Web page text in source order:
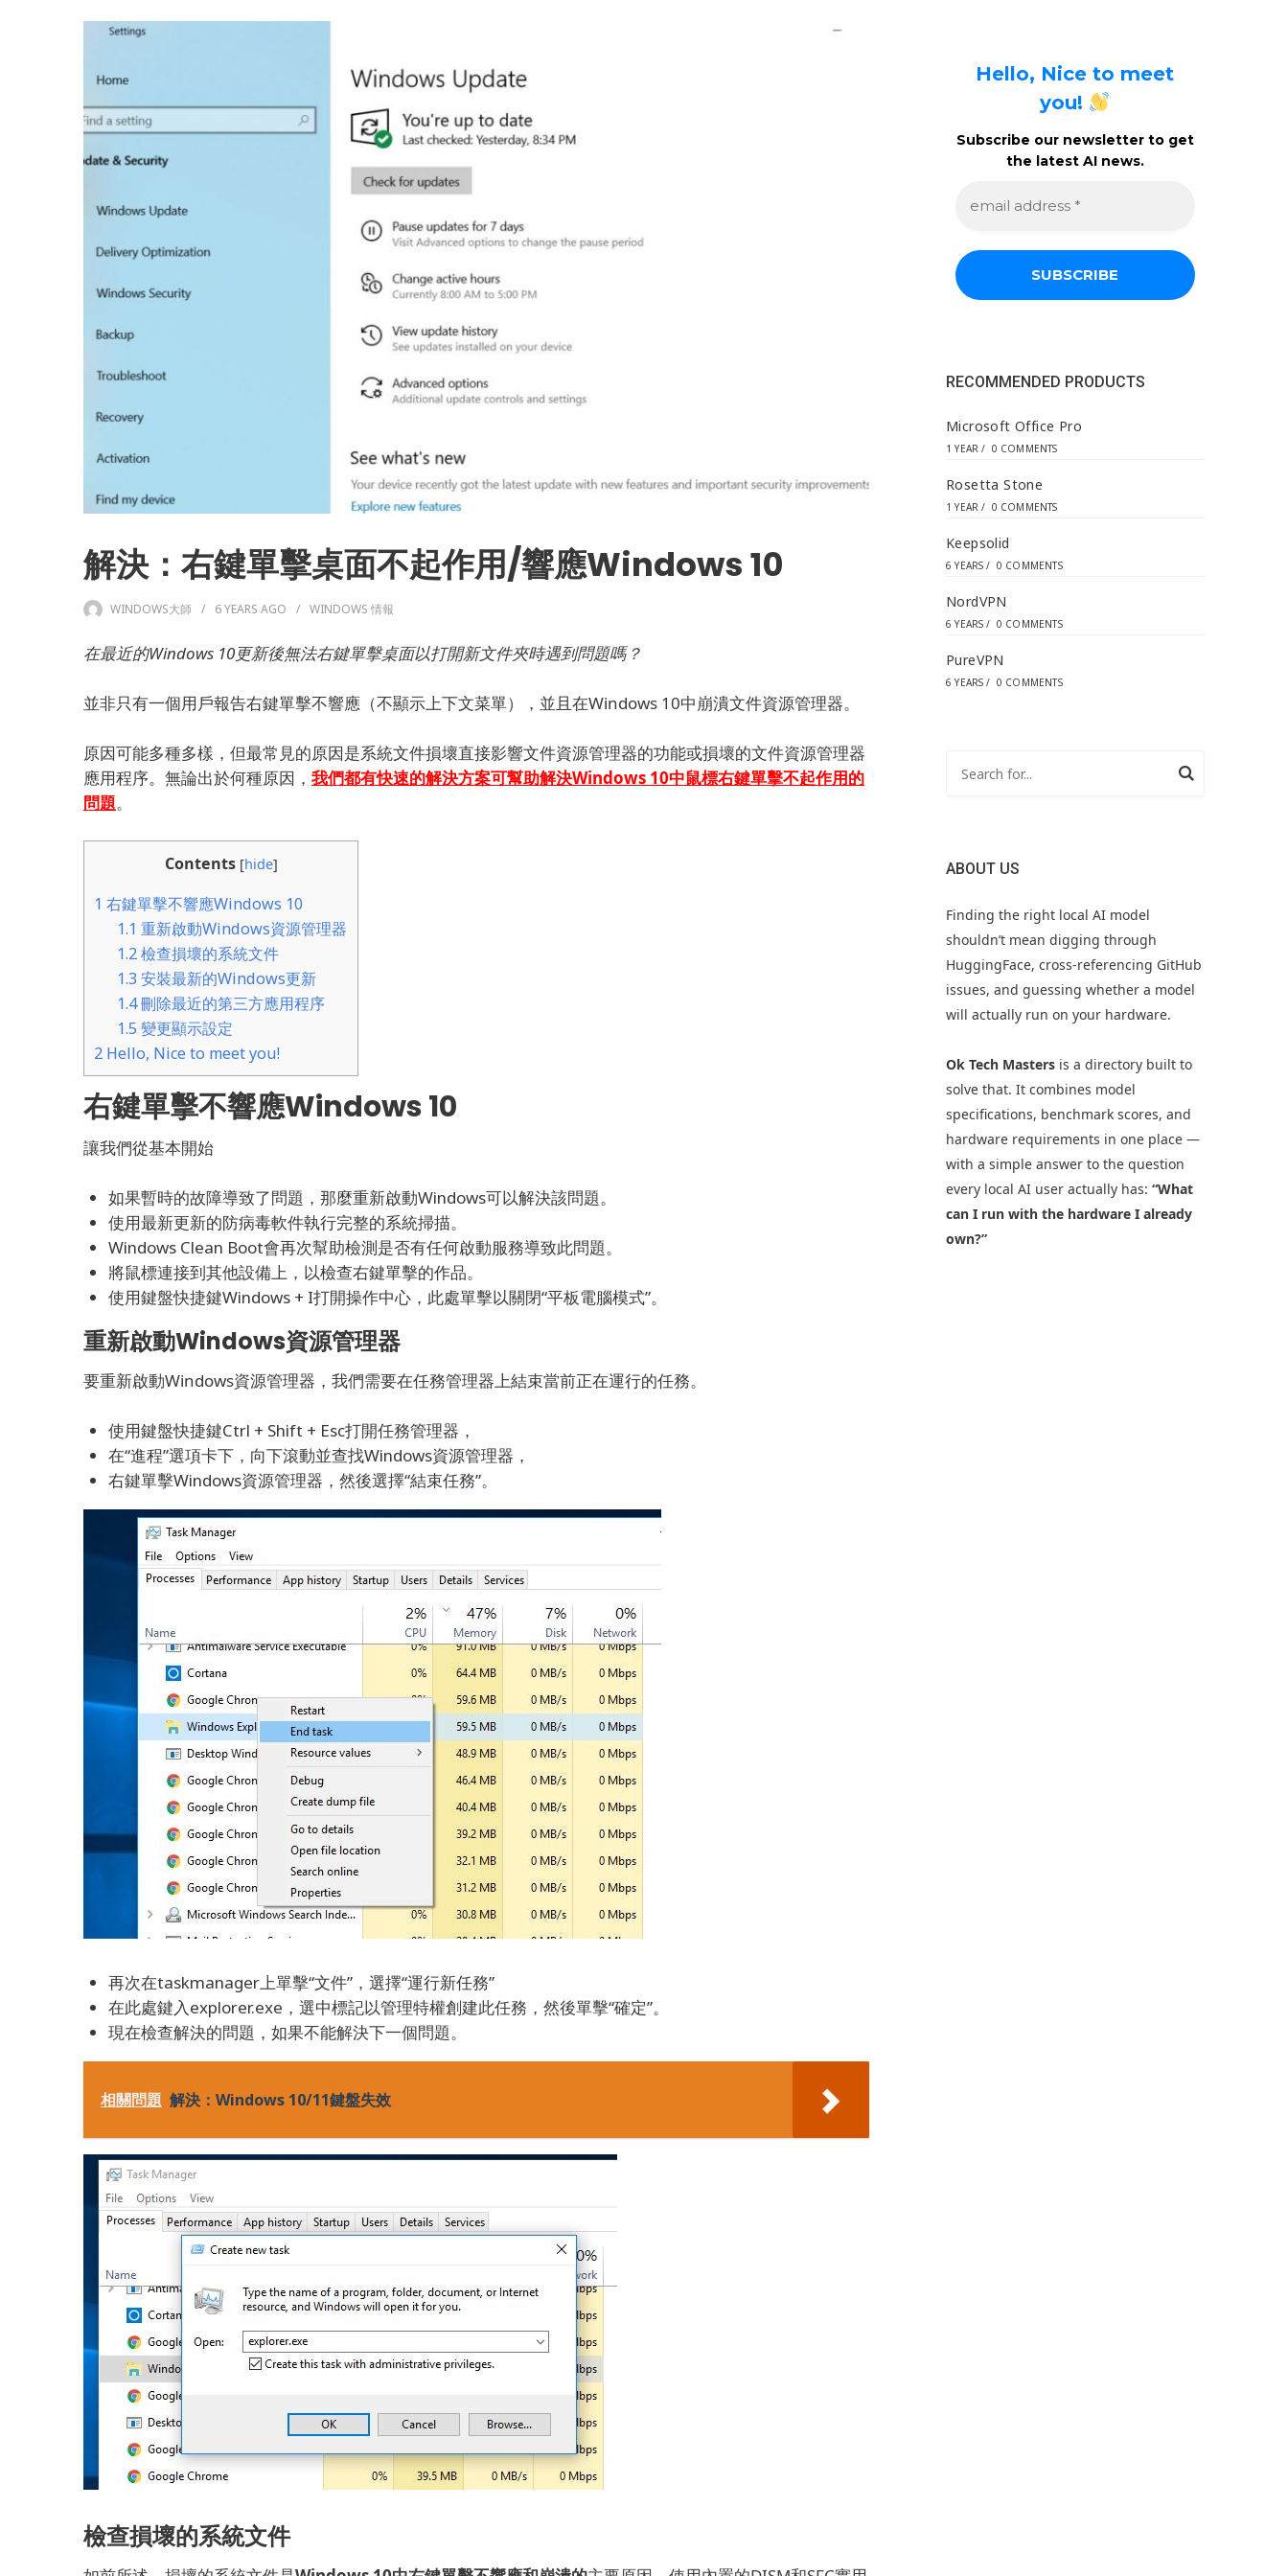
解決：右鍵單擊桌面不起作用/響應Windows 10
WINDOWS大師 6 YEARS AGO WINDOWS 情報
在最近的Windows 10更新後無法右鍵單擊桌面以打開新文件夾時遇到問題嗎？
並非只有一個用戶報告右鍵單擊不響應（不顯示上下文菜單），並且在Windows 10中崩潰文件資源管理器。
原因可能多種多樣，但最常見的原因是系統文件損壞直接影響文件資源管理器的功能或損壞的文件資源管理器
應用程序。 無論出於何種原因， 我們都有快速的解決方案可幫助解決Windows 10中鼠標右鍵單擊不起作用的
問題。
Contents [hide]
1 右鍵單擊不響應Windows 10
1.1 重新啟動Windows資源管理器
1.2檢查損壞的系統文件
1.3 安裝最新的Windows更新
1.4刪除最近的第三方應用程序
1.5 變更顯示設定
2 Hello, Nice to meet you!
右鍵單擊不響應Windows 10
讓我們從基本開始
如果暫時的故障導致了問題，那麼重新啟動Windows可以解決該問題。
使用最新更新的防病毒軟件執行完整的系統掃描。
Windows Clean Boot會再次幫助檢測是否有任何啟動服務導致此問題。
將鼠標連接到其他設備上，以檢查右鍵單擊的作品。
使用鍵盤快捷鍵Windows + I打開操作中心，此處單擊以關閉“平板電腦模式”。
重新啟動Windows資源管理器
要重新啟動Windows資源管理器，我們需要在任務管理器上結束當前正在運行的任務。
使用鍵盤快捷鍵Ctrl + Shift + Esc打開任務管理器，
在“進程”選項卡下，向下滾動並查找Windows資源管理器，
右鍵單擊Windows資源管理器，然後選擇“結束任務”。
再次在taskmanager上單擊“文件”，選擇“運行新任務”
在此處鍵入explorer.exe，選中標記以管理特權創建此任務，然後單擊“確定”。
現在檢查解決的問題，如果不能解決下一個問題。
相關問題 解決：Windows 10/11鍵盤失效
檢查損壞的系統文件
Hello, Nice to meet
you!
Subscribe our newsletter to get
the latest AI news.
a
d
s
RECOMMENDED PRODUCTS
Microsoft Office Pro
1 YEAR / 0 COMMENTS
Rosetta Stone
1 YEAR / 0 COMMENTS
Keepsolid
6 YEARS / 0 COMMENTS
NordVPN
6 YEARS / 0 COMMENTS
PureVPN
6 YEARS / 0 COMMENTS
ABOUT US
Finding the right local AI model
shouldn’t mean digging through
HuggingFace, cross-referencing GitHub
issues, and guessing whether a model
will actually run on your hardware.
Ok Tech Mastersis a directory built to
solve that. It combines model
specifications, benchmark scores, and
hardware requirements in one place —
with a simple answer to the question
every local AI user actually has: “What
can I run with the hardware I already
own?”